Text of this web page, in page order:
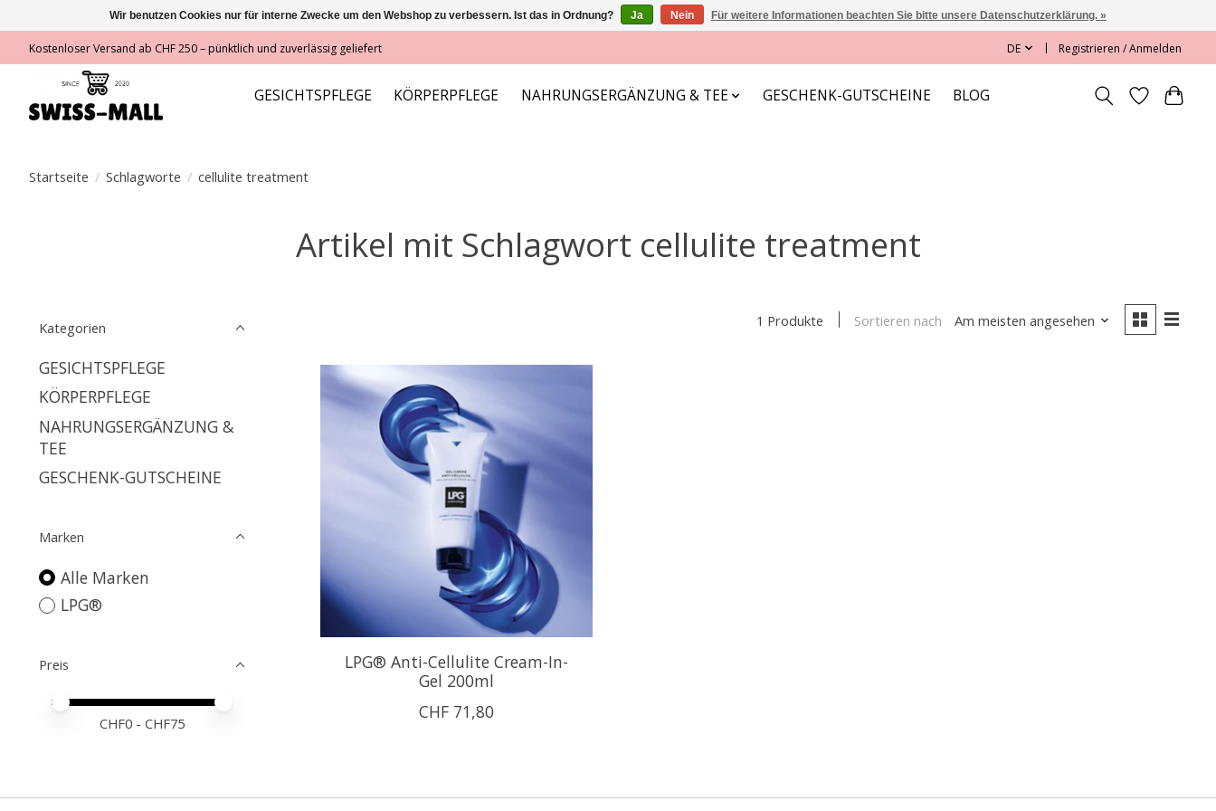
Kostenloser Versand ab CHF 250 – pünktlich und zuverlässig geliefert DE Registrieren / Anmelden
GESICHTSPFLEGE KÖRPERPFLEGE NAHRUNGSERGÄNZUNG & TEE GESCHENK-GUTSCHEINE BLOG
Startseite / Schlagworte / cellulite treatment
Artikel mit Schlagwort cellulite treatment
Kategorien
GESICHTSPFLEGE
KÖRPERPFLEGE
NAHRUNGSERGÄNZUNG &
TEE
GESCHENK-GUTSCHEINE
Marken
Alle Marken
LPG®
Preis
Preis – Mindestwert
Price maximum value
CHF0 - CHF75
1 Produkte Sortieren nach Am meisten angesehen
LPG® Anti-Cellulite Cream-In-
Gel 200ml
CHF 71,80
Wir benutzen Cookies nur für interne Zwecke um den Webshop zu verbessern. Ist das in Ordnung? Ja Nein Für weitere Informationen beachten Sie bitte unsere Datenschutzerklärung. »